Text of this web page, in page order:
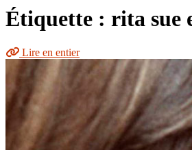
Étiquette : rita sue
Lire en entier